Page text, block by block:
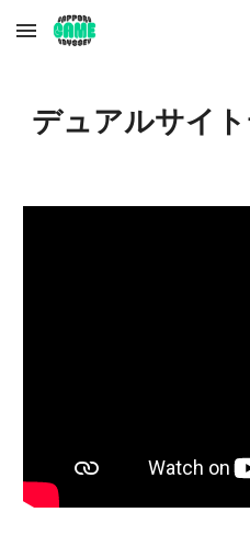
Skip to main content
デュアルサイ